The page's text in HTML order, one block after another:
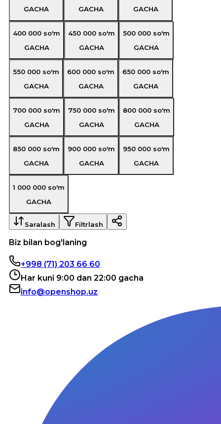
GACHA
GACHA
GACHA
400 000 so'm
GACHA
450 000 so'm
GACHA
500 000 so'm
GACHA
550 000 so'm
GACHA
600 000 so'm
GACHA
650 000 so'm
GACHA
700 000 so'm
GACHA
750 000 so'm
GACHA
800 000 so'm
GACHA
850 000 so'm
GACHA
900 000 so'm
GACHA
950 000 so'm
GACHA
1 000 000 so'm
GACHA
Saralash Filtrlash
Biz bilan bog'laning
+998 (71) 203 66 60
Har kuni 9:00 dan 22:00 gacha
info@openshop.uz